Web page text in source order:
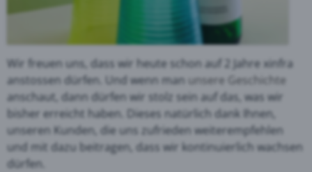
Wir freuen uns, dass wir heute schon auf 2 Jahre xinfra
anstossen dürfen. Und wenn man unsere Geschichte
anschaut, dann dürfen wir stolz sein auf das, was wir
bisher erreicht haben. Dieses natürlich dank Ihnen,
unseren Kunden, die uns zufrieden weiterempfehlen
und mit dazu beitragen, dass wir kontinuierlich wachsen
dürfen.